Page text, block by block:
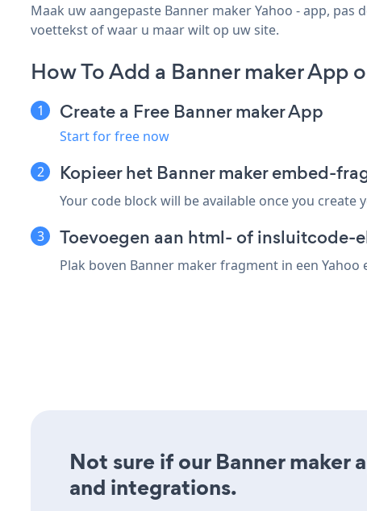
Maak uw aangepaste Banner maker Yahoo - app,
voettekst of waar u maar wilt op uw site.
How To Add a Banner maker App
Create a Free Banner maker App
Start for free now
Kopieer het Banner maker embed-
Your code block will be available once you create
Toevoegen aan html- of insluitcode-
Plak boven Banner maker fragment in een
Not sure if our Banner maker
and integrations.